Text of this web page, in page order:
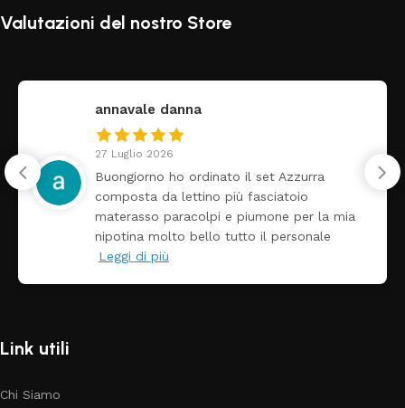
Valutazioni del nostro Store
annavale danna
27 Luglio 2026
Buongiorno ho ordinato il set Azzurra
composta da lettino più fasciatoio
materasso paracolpi e piumone per la mia
nipotina molto bello tutto il personale
Leggi di più
Link utili
Chi Siamo